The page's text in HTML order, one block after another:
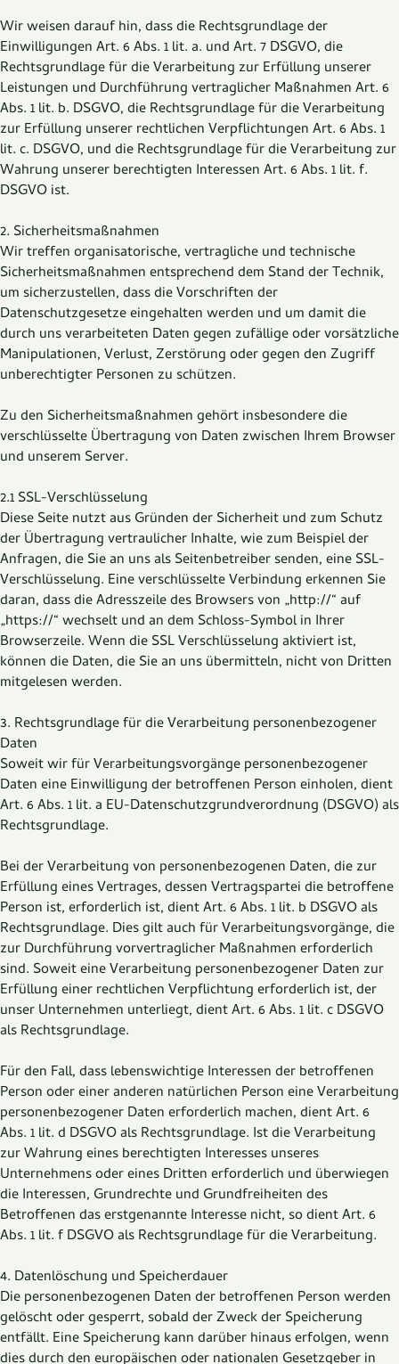
Wir weisen darauf hin, dass die Rechtsgrundlage der
Einwilligungen Art. 6 Abs. 1 lit. a. und Art. 7 DSGVO, die
Rechtsgrundlage für die Verarbeitung zur Erfüllung unserer
Leistungen und Durchführung vertraglicher Maßnahmen Art. 6
Abs. 1 lit. b. DSGVO, die Rechtsgrundlage für die Verarbeitung
zur Erfüllung unserer rechtlichen Verpflichtungen Art. 6 Abs. 1
lit. c. DSGVO, und die Rechtsgrundlage für die Verarbeitung zur
Wahrung unserer berechtigten Interessen Art. 6 Abs. 1 lit. f.
DSGVO ist.
2. Sicherheitsmaßnahmen
Wir treffen organisatorische, vertragliche und technische
Sicherheitsmaßnahmen entsprechend dem Stand der Technik,
um sicherzustellen, dass die Vorschriften der
Datenschutzgesetze eingehalten werden und um damit die
durch uns verarbeiteten Daten gegen zufällige oder vorsätzliche
Manipulationen, Verlust, Zerstörung oder gegen den Zugriff
unberechtigter Personen zu schützen.
Zu den Sicherheitsmaßnahmen gehört insbesondere die
verschlüsselte Übertragung von Daten zwischen Ihrem Browser
und unserem Server.
2.1 SSL-Verschlüsselung
Diese Seite nutzt aus Gründen der Sicherheit und zum Schutz
der Übertragung vertraulicher Inhalte, wie zum Beispiel der
Anfragen, die Sie an uns als Seitenbetreiber senden, eine SSL-
Verschlüsselung. Eine verschlüsselte Verbindung erkennen Sie
daran, dass die Adresszeile des Browsers von „http://“ auf
„https://“ wechselt und an dem Schloss-Symbol in Ihrer
Browserzeile. Wenn die SSL Verschlüsselung aktiviert ist,
können die Daten, die Sie an uns übermitteln, nicht von Dritten
mitgelesen werden.
3. Rechtsgrundlage für die Verarbeitung personenbezogener
Daten
Soweit wir für Verarbeitungsvorgänge personenbezogener
Daten eine Einwilligung der betroffenen Person einholen, dient
Art. 6 Abs. 1 lit. a EU-Datenschutzgrundverordnung (DSGVO) als
Rechtsgrundlage.
Bei der Verarbeitung von personenbezogenen Daten, die zur
Erfüllung eines Vertrages, dessen Vertragspartei die betroffene
Person ist, erforderlich ist, dient Art. 6 Abs. 1 lit. b DSGVO als
Rechtsgrundlage. Dies gilt auch für Verarbeitungsvorgänge, die
zur Durchführung vorvertraglicher Maßnahmen erforderlich
sind. Soweit eine Verarbeitung personenbezogener Daten zur
Erfüllung einer rechtlichen Verpflichtung erforderlich ist, der
unser Unternehmen unterliegt, dient Art. 6 Abs. 1 lit. c DSGVO
als Rechtsgrundlage.
Für den Fall, dass lebenswichtige Interessen der betroffenen
Person oder einer anderen natürlichen Person eine Verarbeitung
personenbezogener Daten erforderlich machen, dient Art. 6
Abs. 1 lit. d DSGVO als Rechtsgrundlage. Ist die Verarbeitung
zur Wahrung eines berechtigten Interesses unseres
Unternehmens oder eines Dritten erforderlich und überwiegen
die Interessen, Grundrechte und Grundfreiheiten des
Betroffenen das erstgenannte Interesse nicht, so dient Art. 6
Abs. 1 lit. f DSGVO als Rechtsgrundlage für die Verarbeitung.
4. Datenlöschung und Speicherdauer
Die personenbezogenen Daten der betroffenen Person werden
gelöscht oder gesperrt, sobald der Zweck der Speicherung
entfällt. Eine Speicherung kann darüber hinaus erfolgen, wenn